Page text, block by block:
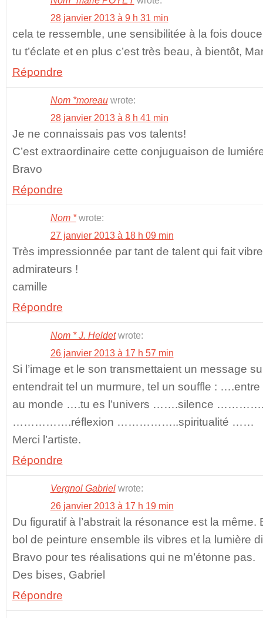
28 janvier 2013 à 9 h 31 min
cela te ressemble, une sensibilitée à la fois
tu t’éclate et en plus c’est très beau, à bientôt,
Répondre
Nom *moreau wrote:
28 janvier 2013 à 8 h 41 min
Je ne connaissais pas vos talents!
C’est extraordinaire cette conjuguaison de
Bravo
Répondre
Nom * wrote:
27 janvier 2013 à 18 h 09 min
Très impressionnée par tant de talent qui fait
admirateurs !
camille
Répondre
Nom * J. Heldet wrote:
26 janvier 2013 à 17 h 57 min
Si l’image et le son transmettaient un message
entendrait tel un murmure, tel un souffle :
au monde ….tu es l’univers …….silence
…………….réflexion ……………..spiritualité ……
Merci l’artiste.
Répondre
Vergnol Gabriel wrote:
26 janvier 2013 à 17 h 19 min
Du figuratif à l’abstrait la résonance est la même.
bol de peinture ensemble ils vibres et la lumière
Bravo pour tes réalisations qui ne m’étonne pas.
Des bises, Gabriel
Répondre